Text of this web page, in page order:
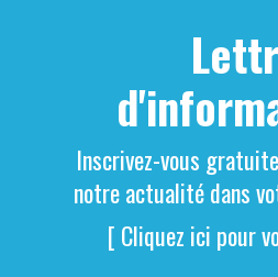
Inscrivez-vous
notre actualité dans
[ Cliquez ici pour